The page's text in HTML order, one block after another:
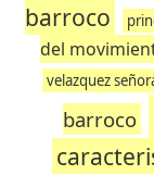
barroco
del
velazquez
barroco